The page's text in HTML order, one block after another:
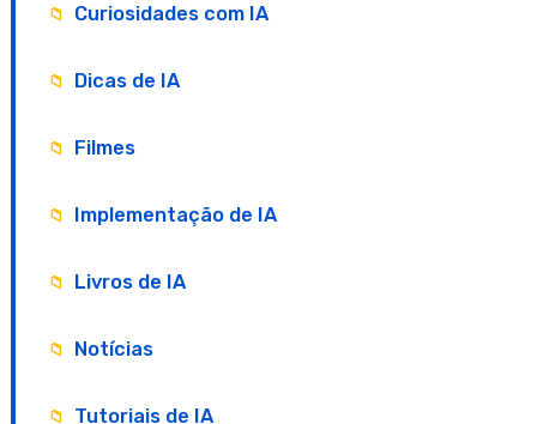
Curiosidades com IA
Dicas de IA
Filmes
Implementação de IA
Livros de IA
Notícias
Tutoriais de IA